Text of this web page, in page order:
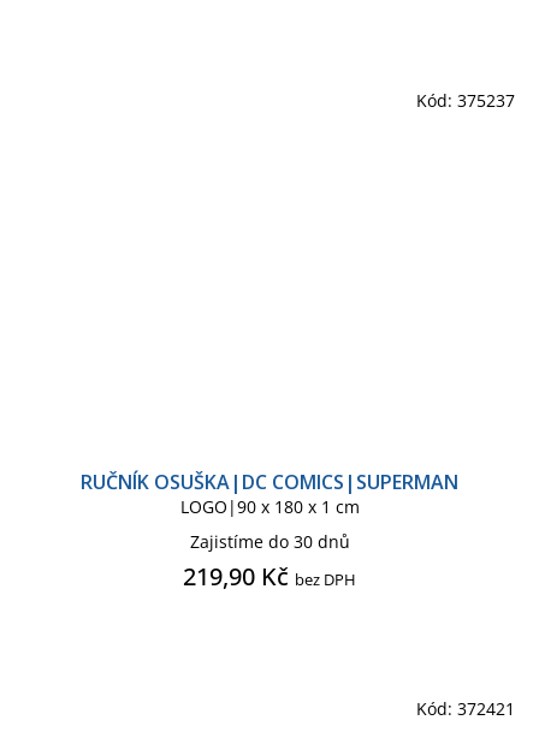
RUČNÍK OSUŠKA|DC COMICS|SUPERMAN
LOGO|90 x 180 x 1 cm
Zajistíme do 30 dnů
219,90 Kč bez DPH
Kód: 375237
Kód: 372421